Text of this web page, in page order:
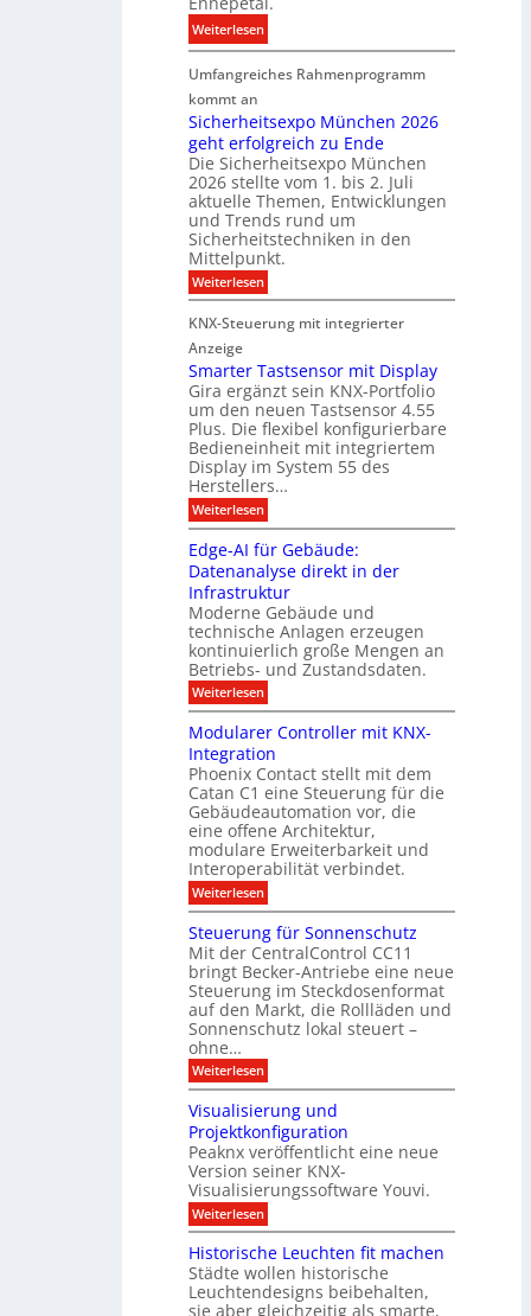
n
e
n
M
r
k
e
s
p
a
n
e
r
b
e
i
M
D
c
h
n
o
l
o
g
e
s
l
e
B
r
n
d
f
r
ü
h
e
s
t
e
k
e
n
n
u
n
g
m
i
t
A
n
s
a
g
r
a
u
c
h
m
e
l
d
e
r
n
Weiterlesen:
D
o
m
a
k
a
b
a
e
r
ö
f
n
e
t
n
e
u
e
s
A
u
s
b
i
l
d
u
n
g
s
z
e
n
t
r
u
m
Umfangreiches Rahmenprogramm
kommt an
Sicherheitsexpo München 2026
geht erfolgreich zu Ende
Die Sicherheitsexpo München
2026 stellte vom 1. bis 2. Juli
aktuelle Themen, Entwicklungen
und Trends rund um
Sicherheitstechniken in den
Mittelpunkt.
Weiterlesen:
S
c
e
r
h
e
i
t
s
e
x
p
o
M
ü
n
c
h
e
n
2
0
2
6
g
e
h
t
e
r
f
o
l
g
r
e
i
c
h
z
u
E
n
e
KNX-Steuerung mit integrierter
Anzeige
Smarter Tastsensor mit Display
Gira ergänzt sein KNX-Portfolio
um den neuen Tastsensor 4.55
Plus. Die flexibel konfigurierbare
Bedieneinheit mit integriertem
Display im System 55 des
Herstellers…
Weiterlesen:
S
m
a
r
t
e
r
T
a
s
t
s
n
s
o
r
m
i
t
D
i
s
p
a
y
Edge-AI für Gebäude:
Datenanalyse direkt in der
Infrastruktur
Moderne Gebäude und
technische Anlagen erzeugen
kontinuierlich große Mengen an
Betriebs- und Zustandsdaten.
Weiterlesen:
E
g
e
-
A
I
f
ü
r
G
e
b
u
d
e
:
D
a
t
e
n
a
n
a
l
y
s
e
d
i
r
e
k
t
i
Modularer Controller mit KNX-
Integration
Phoenix Contact stellt mit dem
Catan C1 eine Steuerung für die
Gebäudeautomation vor, die
eine offene Architektur,
modulare Erweiterbarkeit und
Interoperabilität verbindet.
Weiterlesen:
M
d
u
l
a
r
e
r
C
o
n
t
o
l
l
e
r
m
t
K
N
X
Steuerung für Sonnenschutz
Mit der CentralControl CC11
bringt Becker-Antriebe eine neue
Steuerung im Steckdosenformat
auf den Markt, die Rollläden und
Sonnenschutz lokal steuert –
ohne…
Weiterlesen:
S
e
u
e
r
u
n
g
f
ü
r
S
o
Visualisierung und
Projektkonfiguration
Peaknx veröffentlicht eine neue
Version seiner KNX-
Visualisierungssoftware Youvi.
Weiterlesen:
V
s
u
a
l
Historische Leuchten fit machen
Städte wollen historische
Leuchtendesigns beibehalten,
sie aber gleichzeitig als smarte,